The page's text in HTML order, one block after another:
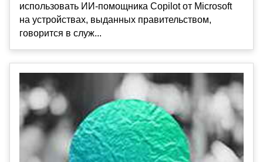
использовать ИИ-помощника Copilot от Microsoft
на устройствах, выданных правительством,
говорится в служ...